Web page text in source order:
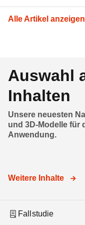
Alle Artikel anzeigen
Auswahl
Inhalten
Unsere neuesten
und 3D-Modelle für
Anwendung.
Weitere Inhalte
Fallstudie